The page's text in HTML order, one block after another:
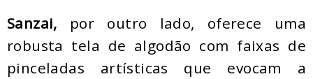
Sanzai, por outro lado, oferece uma
robusta tela de algodão com faixas de
pinceladas artísticas que evocam a